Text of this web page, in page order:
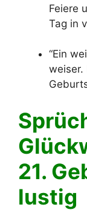
Feiere
Tag in
“Ein
weiser.
21.
lustig